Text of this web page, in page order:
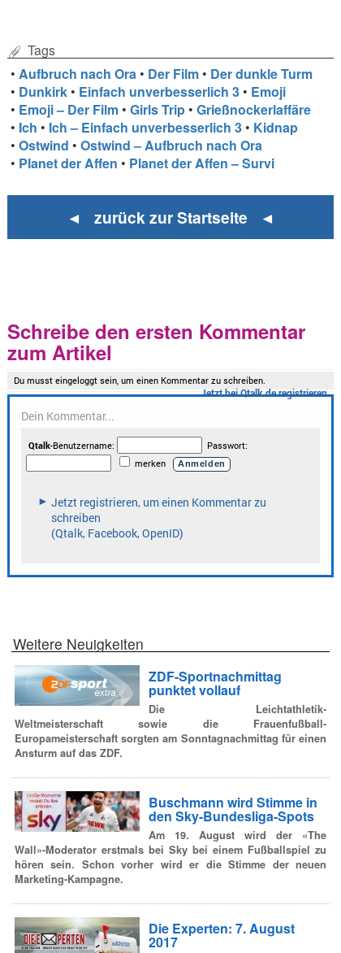
Tags
•Aufbruch nach Ora • Der Film • Der dunkle Turm
• Dunkirk • Einfach unverbesserlich 3 • Emoji
• Emoji – Der Film •Girls Trip •Grießnockerlaffäre
• Ich • Ich – Einfach unverbesserlich 3 • Kidnap
•Ostwind •Ostwind – Aufbruch nach Ora
• Planet der Affen • Planet der Affen – Survi
◄ zurück zur Startseite ◄
Schreibe den ersten Kommentar
zum Artikel
Weitere Neuigkeiten
ZDF-Sportnachmittag
punktet vollauf
Die Leichtathletik-
Weltmeisterschaft sowie die Frauenfußball-
Europameisterschaft sorgten am Sonntagnachmittag für einen
Ansturm auf das ZDF.
Buschmann wird Stimme in
den Sky-Bundesliga-Spots
Am 19. August wird der «The
Wall»-Moderator erstmals bei Sky bei einem Fußballspiel zu
hören sein. Schon vorher wird er die Stimme der neuen
Marketing-Kampagne.
Die Experten: 7. August
2017